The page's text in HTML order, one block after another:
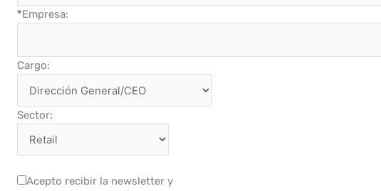
*Empresa:
Cargo:
Sector:
Acepto recibir la newsletter y